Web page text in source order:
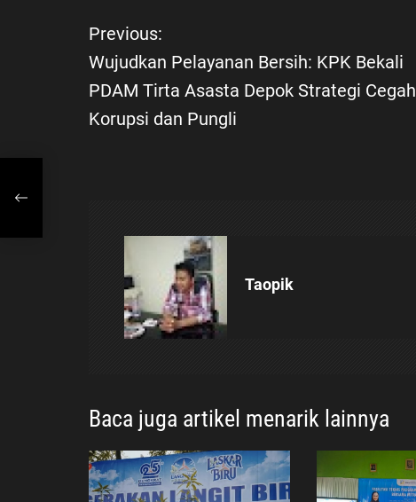
N
a
v
o
s
Previous:
Wujudkan Pelayanan Bersih: KPK Bekali
PDAM Tirta Asasta Depok Strategi Cegah
Korupsi dan Pungli
Taopik
Baca juga artikel menarik lainnya